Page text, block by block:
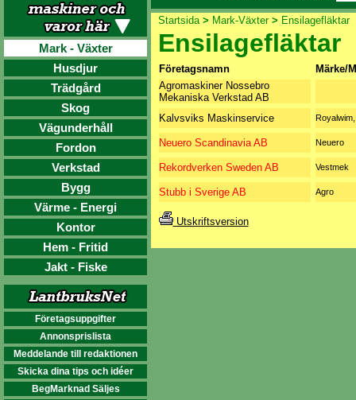
Mark - Växter
Husdjur
Trädgård
Skog
Vägunderhåll
Fordon
Verkstad
Bygg
Värme - Energi
Kontor
Hem - Fritid
Jakt - Fiske
Företagsuppgifter
Annonsprislista
Meddelande till redaktionen
Skicka dina tips och idéer
BegMarknad Säljes
Startsida> Mark-Växter> Ensilagefläktar
Ensilagefläktar
Företagsnamn
Märke/
Agromaskiner Nossebro
Mekaniska Verkstad AB
Kalvsviks Maskinservice
Royalwim,
Neuero Scandinavia AB Neuero
Rekordverken Sweden AB Vestmek
Stubb i Sverige AB Agro
Utskriftsversion